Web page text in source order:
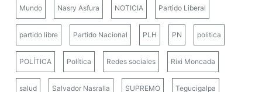
Mundo Nasry Asfura NOTICIA Partido Liberal
partido libre Partido Nacional PLH PN politica
POLÍTICA Política Redes sociales Rixi Moncada
salud Salvador Nasralla SUPREMO Tegucigalpa